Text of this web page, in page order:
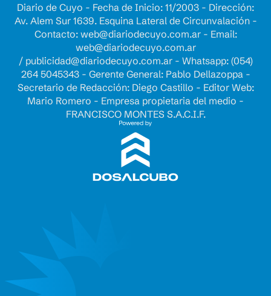
Diario de Cuyo - Fecha de Inicio: 11/2003 - Dirección:
Av. Alem Sur 1639. Esquina Lateral de Circunvalación -
Contacto: web@diariodecuyo.com.ar- Email:
web@diariodecuyo.com.ar
/ publicidad@diariodecuyo.com.ar- Whatsapp: (054)
264 5045343 - Gerente General: Pablo Dellazoppa -
Secretario de Redacción: Diego Castillo - Editor Web:
Mario Romero - Empresa propietaria del medio -
FRANCISCO MONTES S.A.C.I.F.